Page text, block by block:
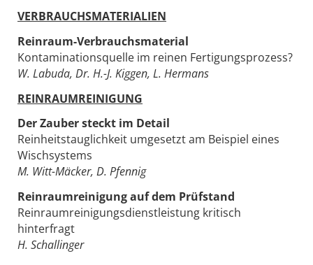
VERBRAUCHSMATERIALIEN
Reinraum-Verbrauchsmaterial
Kontaminationsquelle im reinen Fertigungsprozess?
W. Labuda, Dr. H.-J. Kiggen, L. Hermans
REINRAUMREINIGUNG
Der Zauber steckt im Detail
Reinheitstauglichkeit umgesetzt am Beispiel eines
Wischsystems
M. Witt-Mäcker, D. Pfennig
Reinraumreinigung auf dem Prüfstand
Reinraumreinigungsdienstleistung kritisch
hinterfragt
H. Schallinger